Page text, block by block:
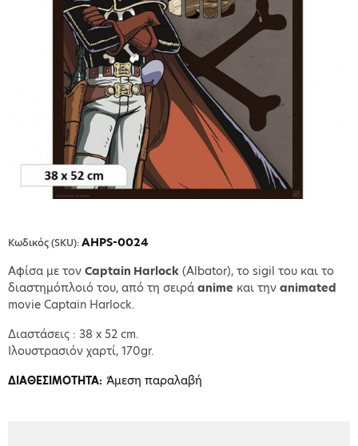
Κωδικός (SKU):AHPS-0024
Αφίσα με τον Captain Harlock (Albator), το sigil του και το
διαστημόπλοιό του, από τη σειρά anime και την animated
movie Captain Harlock.
Διαστάσεις : 38 x 52 cm.
Ιλουστρασιόν χαρτί, 170gr.
ΔΙΑΘΕΣΙΜΟΤΗΤΑ: Άμεση παραλαβή